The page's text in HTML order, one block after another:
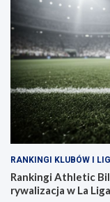
RANKINGI KLUBÓW I LIG
Rankingi Athletic
rywalizacja w La Liga